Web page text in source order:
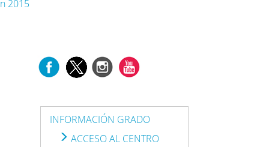
2015
INFORMACIÓN GRADO
ACCESO AL CENTRO